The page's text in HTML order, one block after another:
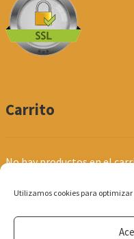
Utilizamos cookies para
Carrito
No hay productos en el